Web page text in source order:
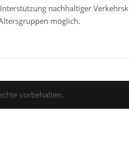
nachhaltiger
möglich.
vorbehalten.